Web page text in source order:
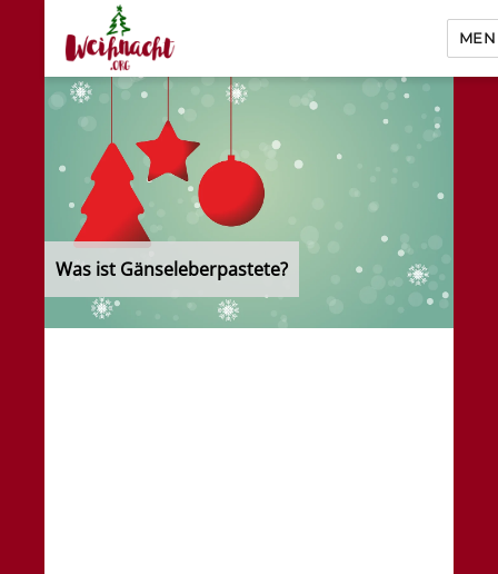
Weihnacht.org
Was ist Gänseleberpastete?